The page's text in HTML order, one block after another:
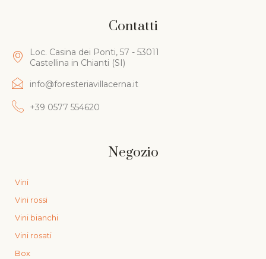
Contatti
Loc. Casina dei Ponti, 57 - 53011
Castellina in Chianti (SI)
info@foresteriavillacerna.it
+39 0577 554620
Negozio
Vini
Vini rossi
Vini bianchi
Vini rosati
Box